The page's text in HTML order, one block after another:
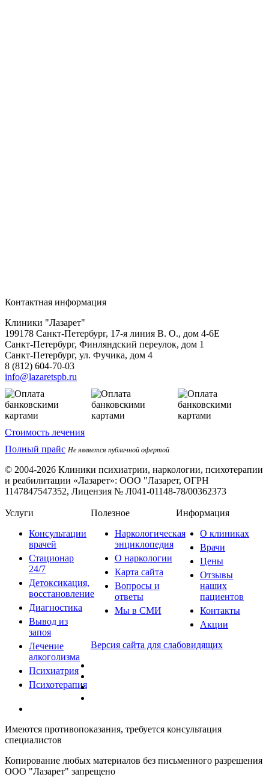
Контактная информация
Клиники "Лазарет"
199178 Санкт-Петербург, 17-я линия В. О., дом 4-6Е
Санкт-Петербург, Финляндский переулок, дом 1
Санкт-Петербург, ул. Фучика, дом 4
8 (812) 604-70-03
info@lazaretspb.ru
Стоимость лечения
Полный прайс Не является публичной офертой
© 2004-2026 Клиники психиатрии, наркологии, психотерапии
и реабилитации «Лазарет»: ООО "Лазарет, ОГРН
1147847547352, Лицензия № Л041-01148-78/00362373
Услуги
Консультации
врачей
Стационар
24/7
Детоксикация,
восстановление
Диагностика
Вывод из
запоя
Лечение
алкоголизма
Психиатрия
Психотерапия
Полезное
Наркологическая
энциклопедия
О наркологии
Карта сайта
Вопросы и
ответы
Мы в СМИ
Информация
О клиниках
Врачи
Цены
Отзывы
наших
пациентов
Контакты
Акции
Версия сайта для слабовидящих
Имеются противопоказания, требуется консультация
специалистов
Копирование любых материалов без письменного разрешения
ООО "Лазарет" запрещено